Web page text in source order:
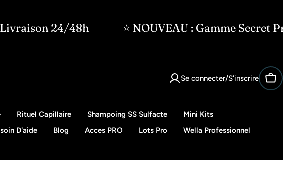
48h ⭐ NOUVEAU : Gamme Secret
Se connecter/S'inscrire
Rituel Capillaire Shampoing SS Sulfacte
Mini Kits
D'aide Blog Acces PRO Lots Pro
Wella Professionnel